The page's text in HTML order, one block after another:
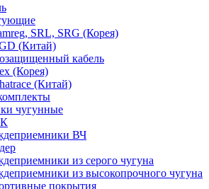
SRL, SRG (Корея)
(Китай)
кабель
(Корея)
(Китай)
чугунные
ВЧ
из серого чугуна
из высокопрочного чугуна
покрытия